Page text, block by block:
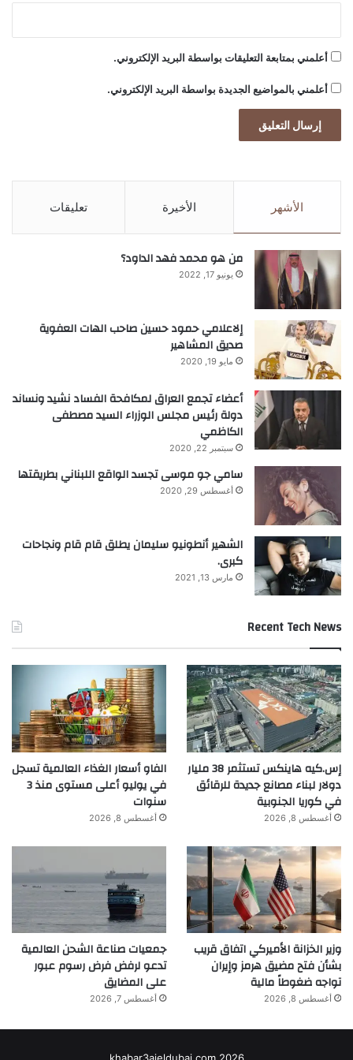
ع
و
ي
أعلمني بمتابعة التعليقات بواسطة البريد الإلكتروني.
أعلمني بالمواضيع الجديدة بواسطة البريد الإلكتروني.
الأشهر الأخيرة تعليقات
من هو محمد فهد الداود؟
يونيو 17, 2022
إلاعلامي حمود حسين صاحب الهات العفوية
صديق المشاهير
مايو 19, 2020
أعضاء تجمع العراق لمكافحة الفساد نشيد ونساند
دولة رئيس مجلس الوزراء السيد مصطفى
الكاظمي
سبتمبر 22, 2020
سامي جو موسى تجسد الواقع اللبناني بطريقتها
أغسطس 29, 2020
الشهير أنطونيو سليمان يطلق قام قام ونجاحات
كبرى.
مارس 13, 2021
Recent Tech News
إس.كيه هاينكس تستثمر 38 مليار
دولار لبناء مصانع جديدة للرقائق
في كوريا الجنوبية
أغسطس 8, 2026
الفاو أسعار الغذاء العالمية تسجل
في يوليو أعلى مستوى منذ 3
سنوات
أغسطس 8, 2026
وزير الخزانة الأميركي اتفاق قريب
بشأن فتح مضيق هرمز وإيران
تواجه ضغوطاً مالية
أغسطس 8, 2026
جمعيات صناعة الشحن العالمية
تدعو لرفض فرض رسوم عبور
على المضايق
أغسطس 7, 2026